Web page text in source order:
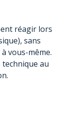
réagir lors
sans
vous-même.
au